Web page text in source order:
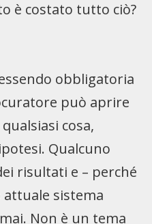
è costato tutto ciò?
obbligatoria
può aprire
cosa,
Qualcuno
risultati e – perché
sistema
Non è un tema